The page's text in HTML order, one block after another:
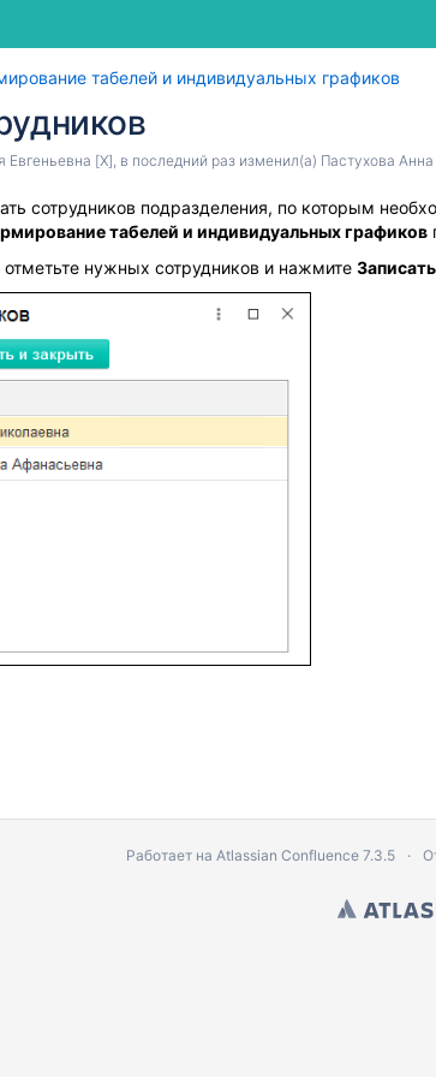
табелей и индивидуальных графиков
Евгеньевна [X], в последний раз изменил(а) Пастухова
сотрудников подразделения, по которым
табелей и индивидуальных графиков
нужных сотрудников и нажмите
Работает на Atlassian Confluence 7.3.5